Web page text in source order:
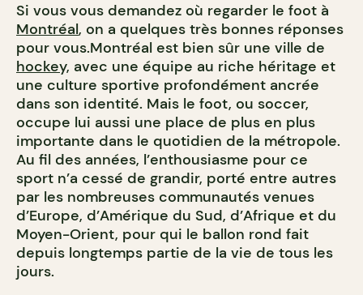
Si vous vous demandez où regarder le foot à
Montréal, on a quelques très bonnes réponses
pour vous.Montréal est bien sûr une ville de
hockey, avec une équipe au riche héritage et
une culture sportive profondément ancrée
dans son identité. Mais le foot, ou soccer,
occupe lui aussi une place de plus en plus
importante dans le quotidien de la métropole.
Au fil des années, l’enthousiasme pour ce
sport n’a cessé de grandir, porté entre autres
par les nombreuses communautés venues
d’Europe, d’Amérique du Sud, d’Afrique et du
Moyen-Orient, pour qui le ballon rond fait
depuis longtemps partie de la vie de tous les
jours.